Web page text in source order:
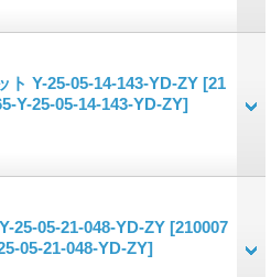
ト Y-25-05-14-143-YD-ZY [21
Y-25-05-14-143-YD-ZY]
25-05-21-048-YD-ZY [210007
05-21-048-YD-ZY]